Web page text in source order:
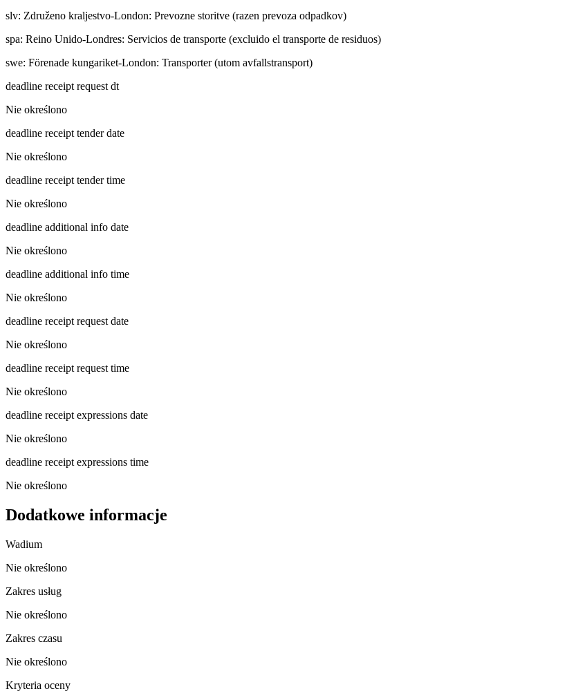
slv: Združeno kraljestvo-London: Prevozne storitve (razen prevoza odpadkov)
spa: Reino Unido-Londres: Servicios de transporte (excluido el transporte de residuos)
swe: Förenade kungariket-London: Transporter (utom avfallstransport)
deadline receipt request dt
Nie określono
deadline receipt tender date
Nie określono
deadline receipt tender time
Nie określono
deadline additional info date
Nie określono
deadline additional info time
Nie określono
deadline receipt request date
Nie określono
deadline receipt request time
Nie określono
deadline receipt expressions date
Nie określono
deadline receipt expressions time
Nie określono
Dodatkowe informacje
Wadium
Nie określono
Zakres usług
Nie określono
Zakres czasu
Nie określono
Kryteria oceny